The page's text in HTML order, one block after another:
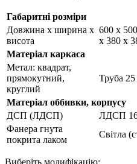
Габаритні розміри
Довжина х ширина х
висота
600 х
х 380 х
Матеріал каркаса
Метал: квадрат,
прямокутний,
круглий
Труба
Матеріал оббивки, корпусу
ДСП (ЛДСП)
ЛДСП 16
Фанера гнута
покрита лаком
Світла
Виберіть модифікацію: